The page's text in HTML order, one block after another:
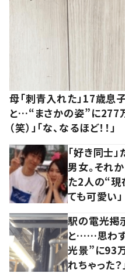
母「刺青入れた」17歳息子
と…“まさかの姿”に277
（笑）」「な、なるほど！！」
「好き同士
男女。それ
た2人の“
ても可愛い」
駅の電光掲
と……思わず
光景”に93万
れちゃった？